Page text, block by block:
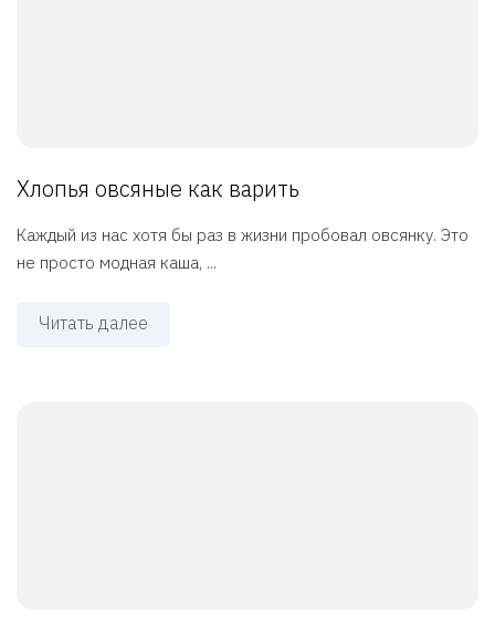
Хлопья овсяные как варить
Каждый из нас хотя бы раз в жизни пробовал овсянку. Это
не просто модная каша, ...
Читать далее